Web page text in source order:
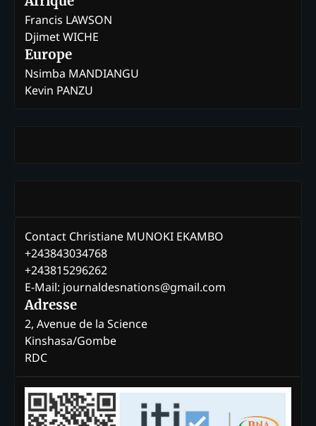
Francis LAWSON
Djimet WICHE
Europe
Nsimba MANDIANGU
Kevin PANZU
Contact Christiane MUNOKI EKAMBO
+243843034768
+243815296262
E-Mail: journaldesnations@gmail.com
Adresse
2, Avenue de la Science
Kinshasa/Gombe
RDC